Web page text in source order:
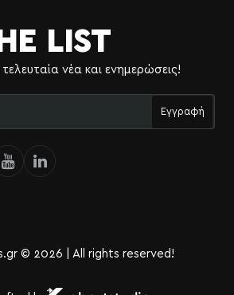
LIST
νέα και ενημερώσεις!
Εγγραφή
© 2026 | All rights reserved!